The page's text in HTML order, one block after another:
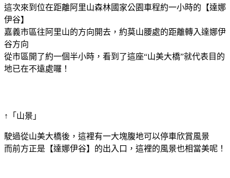
這次來到位在距離阿里山森林國家公園車程約一小時的【達娜
伊谷】
嘉義市區往阿里山的方向開去，約莫山腰處的距離轉入達娜伊
谷方向
從市區開了約一個半小時，看到了這座“山美大橋”就代表目的
地已在不遠處囉！
↑「山景」
駛過從山美大橋後，這裡有一大塊腹地可以停車欣賞風景
而前方正是【達娜伊谷】的出入口，這裡的風景也相當美呢！